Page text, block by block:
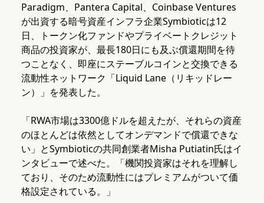
Paradigm、Pantera Capital、Coinbase Ventures
が出資する暗号資産インフラ企業Symbioticは12
日、トークン化ファンドやプライベートクレジット
商品の投資家が、最長180日にも及ぶ償還期間を待
つことなく、即座にステーブルコインと交換できる
流動性ネットワーク「Liquid Lane（リキッドレー
ン）」を発表した。
「RWA市場は3300億ドルを超えたが、それらの資産
のほとんどは依然としてオンデマンドで償還できな
い」とSymbioticの共同創業者Misha Putiatin氏はイ
ンタビューで述べた。「機関投資家はそれを理解し
ており、そのため流動性にはプレミアムがついて価
格設定されている。」